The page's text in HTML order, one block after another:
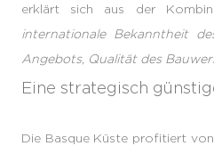
erklärt sich aus der
internationale Bekanntheit
Angebots, Qualität des
Eine strategisch
Die Basque Küste profitiert